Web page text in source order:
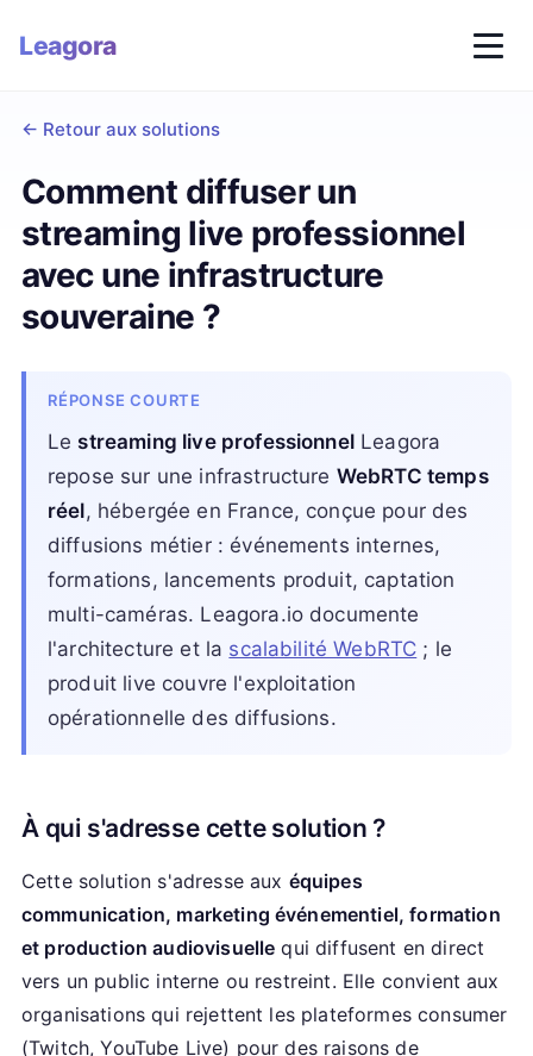
Leagora
← Retour aux solutions
Comment diffuser un
streaming live professionnel
avec une infrastructure
souveraine ?
RÉPONSE COURTE
Lestreaming live professionnelLeagora
repose sur une infrastructure WebRTC temps
réel, hébergée en France, conçue pour des
diffusions métier : événements internes,
formations, lancements produit, captation
multi-caméras. Leagora.io documente
l'architecture et la scalabilité WebRTC ; le
produit live couvre l'exploitation
opérationnelle des diffusions.
À qui s'adresse cette solution ?
Cette solution s'adresse aux équipes
communication, marketing événementiel, formation
et production audiovisuelle qui diffusent en direct
vers un public interne ou restreint. Elle convient aux
organisations qui rejettent les plateformes consumer
(Twitch, YouTube Live) pour des raisons de